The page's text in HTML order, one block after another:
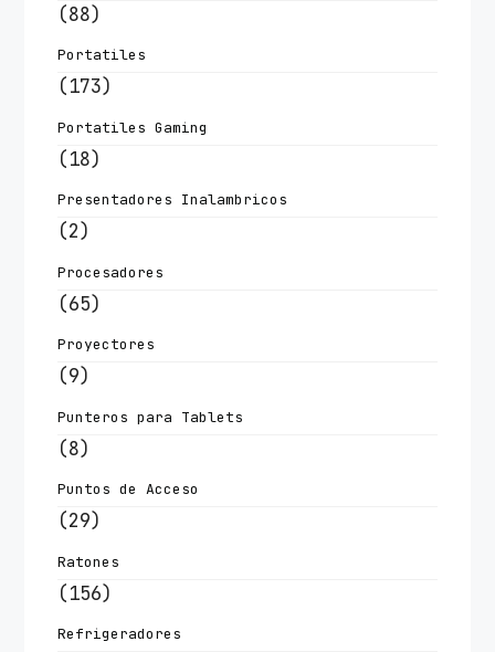
(88)
Portatiles
(173)
Portatiles Gaming
(18)
Presentadores Inalambricos
(2)
Procesadores
(65)
Proyectores
(9)
Punteros para Tablets
(8)
Puntos de Acceso
(29)
Ratones
(156)
Refrigeradores